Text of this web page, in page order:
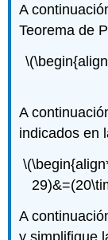
A
Teorema de
A
indicados en
A
y simplifique